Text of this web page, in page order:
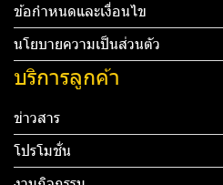
ข้อกำหนดและเงื่อนไข
นโยบายความเป็นส่วนตัว
บริการลูกค้า
ข่าวสาร
โปรโมชั่น